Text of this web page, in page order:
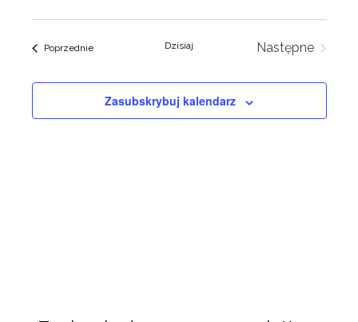
PoprzednieWydarzenia Dzisiaj
Następne
Zasubskrybuj kalendarz